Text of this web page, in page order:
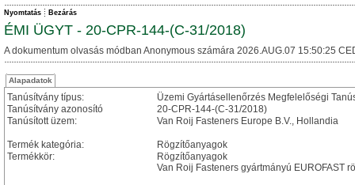
Nyomtatás Bezárás
ÉMI ÜGYT - 20-CPR-144-(C-31/2018)
A dokumentum olvasás módban Anonymous számára 2026.AUG.07 15:50:25
Alapadatok
Tanúsítvány típus:
Üzemi Gyártásellenőrzés Megfelelőségi
Tanúsítvány azonosító
20-CPR-144-(C-31/2018)
Tanúsított üzem:
Van Roij Fasteners Europe B.V., Hollandia
Termék kategória:
Rögzítőanyagok
Termékkör:
Rögzítőanyagok
Van Roij Fasteners gyártmányú EUROFAST